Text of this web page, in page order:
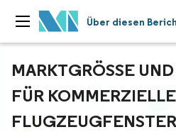
Über diesen
MARKTGRÖSSE UND
ÜR KOMMERZIELLE F
LUGZEUGFENSTER